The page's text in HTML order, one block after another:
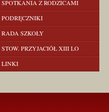
SPOTKANIA Z RODZICAMI
PODRĘCZNIKI
RADA SZKOŁY
STOW. PRZYJACIÓŁ XIII LO
LINKI